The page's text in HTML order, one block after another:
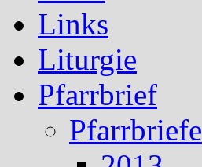
Links
Liturgie
Pfarrbrief
Pfarrbriefe